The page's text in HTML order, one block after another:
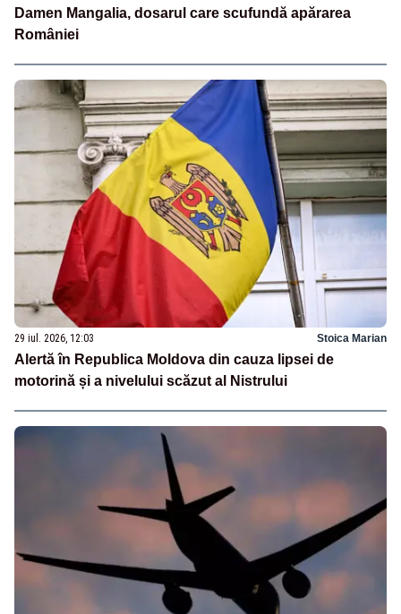
Damen Mangalia, dosarul care scufundă apărarea
României
29 iul. 2026, 12:03 Stoica Marian
Alertă în Republica Moldova din cauza lipsei de
motorină și a nivelului scăzut al Nistrului